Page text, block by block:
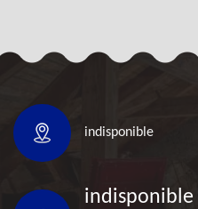
indisponible
indisponible